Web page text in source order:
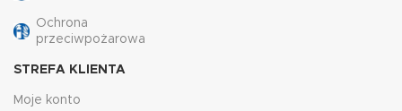
Ochrona
przeciwpożarowa
STREFA KLIENTA
Moje konto